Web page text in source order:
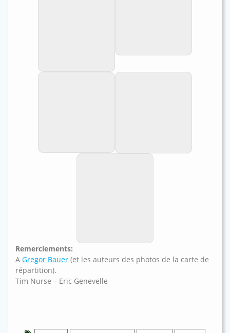
Remerciements:
A Gregor Bauer (et les auteurs des photos de la carte de
répartition).
Tim Nurse – Eric Genevelle